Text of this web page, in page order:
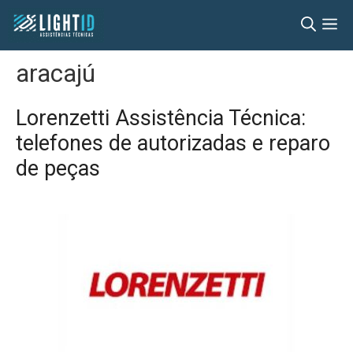
Pular
para
conteúdo
aracajú
Lorenzetti Assistência Técnica:
telefones de autorizadas e reparo
de peças